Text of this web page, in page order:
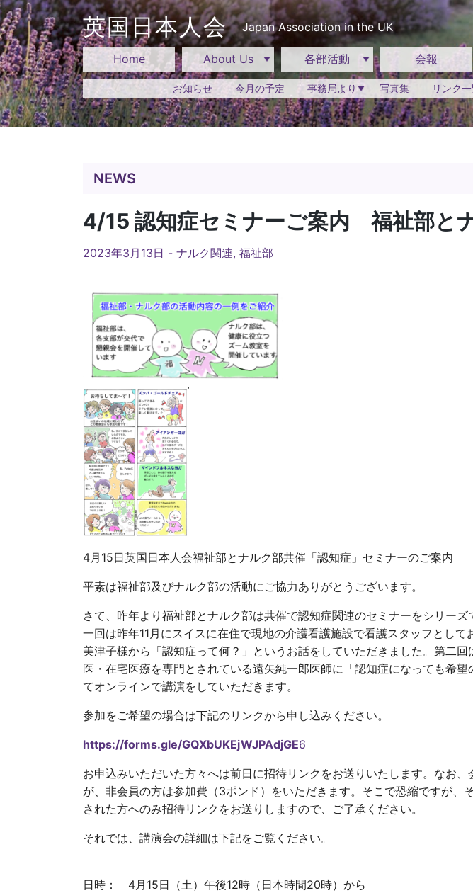
Skip
to
content
英国日本人会 Japan Association in the UK
Home About Us 各部活動 会報
お知らせ 今月の予定 事務局より 写真集 リンク
NEWS
4/15 認知症セミナーご案内 福祉部と
2023年3月13日 - ナルク関連, 福祉部
4月15日英国日本人会福祉部とナルク部共催「認知症」セミナーのご案内
平素は福祉部及びナルク部の活動にご協力ありがとうございます。
さて、昨年より福祉部とナルク部は共催で認知症関連のセミナーをシリー
一回は昨年11月にスイスに在住で現地の介護看護施設で看護スタッフとして
美津子様から「認知症って何？」というお話をしていただきました。第二回
医・在宅医療を専門とされている遠矢純一郎医師に「認知症になっても希望
てオンラインで講演をしていただきます。
参加をご希望の場合は下記のリンクから申し込みください。
https://forms.gle/GQXbUKEjWJPAdjGE6
お申込みいただいた方々へは前日に招待リンクをお送りいたします。なお、
が、非会員の方は参加費（3ポンド）をいただきます。そこで恐縮ですが、
された方へのみ招待リンクをお送りしますので、ご了承ください。
それでは、講演会の詳細は下記をご覧ください。
日時： 4月15日（土）午後12時（日本時間20時）から